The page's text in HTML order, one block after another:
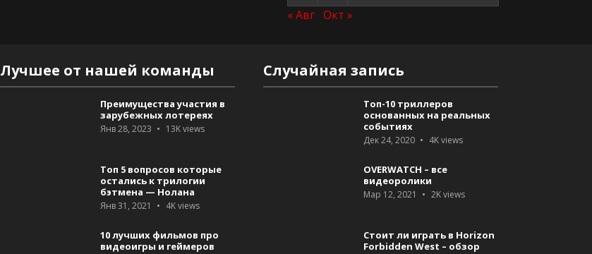
« Авг Окт »
Лучшее от нашей команды
Преимущества участия в
зарубежных лотереях
Янв 28, 2023 13Kviews
Топ 5 вопросов которые
остались к трилогии
бэтмена — Нолана
Янв 31, 2021 4Kviews
10 лучших фильмов про
видеоигры и геймеров
Случайная запись
Топ-10 триллеров
основанных на реальных
событиях
Дек 24, 2020 4Kviews
OVERWATCH – все
видеоролики
Мар 12, 2021 2Kviews
Стоит ли играть в Horizon
Forbidden West – обзор